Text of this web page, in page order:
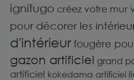
ignífugo créez votre mur
pour décorer les
d'intérieur fougère
gazon artificiel grand
artificiel kokedama artificiel